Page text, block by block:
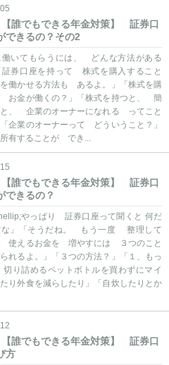
誰でもできる年金対策】 証券口
できるの？その2
働いてもらうには、 どんな方法がある
証券口座を持って 株式を購入すること
働かせる方法も あるよ。」「株式を購
お金が働くの？」「株式を持つと、 簡
、 企業のオーナーになれる ってこと
企業のオーナーって どういうこと？」
所有することが でき...
誰でもできる年金対策】 証券口
できるの？
やっぱり 証券口座って聞くと 何だ
な」「そうだね。 もう一度 整理して
使えるお金を 増やすには ３つのこと
れるよ。」「３つの方法？」「１、もっ
切り詰めるペットボトルを買わずにマイ
り外食を減らしたり」「自炊したりとか
誰でもできる年金対策】 証券口
方